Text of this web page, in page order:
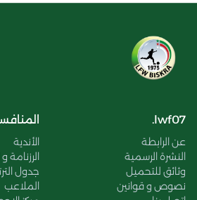
lwf07.
عن الرابطة
النشرة الرسمية
وثائق للتحميل
نصوص و قوانين
الأندية
الرزنامة و
جدول
الملاعب